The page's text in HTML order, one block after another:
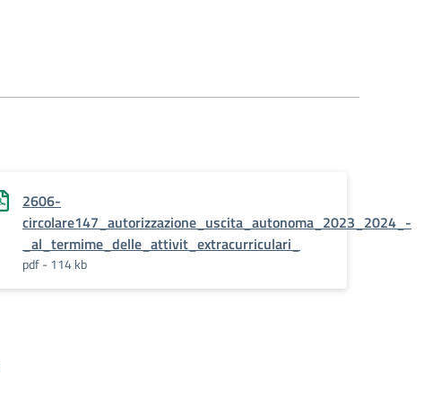
2606-
circolare147_autorizzazione_uscita_autonoma_2023_2024_-
_al_termime_delle_attivit_extracurriculari_
pdf - 114 kb